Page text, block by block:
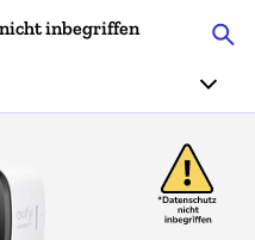
inbegriffen